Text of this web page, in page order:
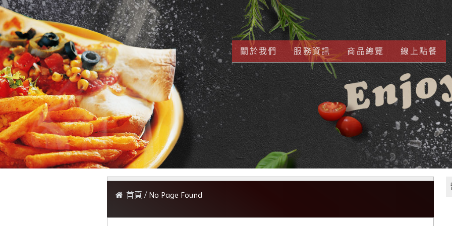
關於我們 服務資訊 商品總覽 線上點餐
首頁 No Page Found